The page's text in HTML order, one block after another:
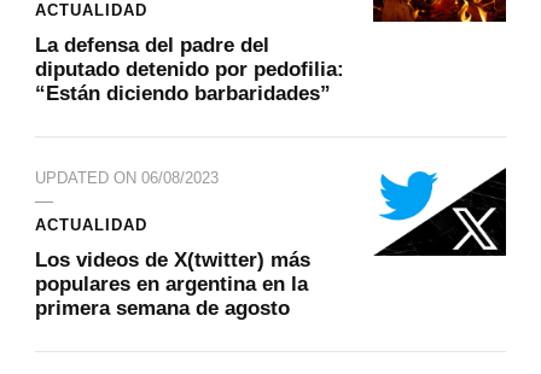
ACTUALIDAD
La defensa del padre del
diputado detenido por pedofilia:
“Están diciendo barbaridades”
UPDATED ON 06/08/2023
ACTUALIDAD
Los videos de X(twitter) más
populares en argentina en la
primera semana de agosto